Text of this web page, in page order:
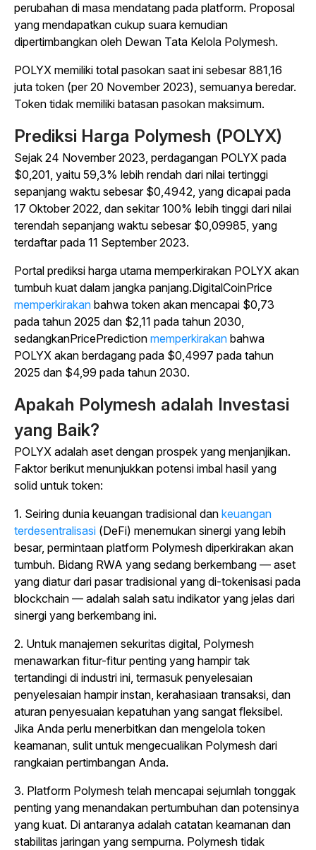
perubahan di masa mendatang pada platform. Proposal
yang mendapatkan cukup suara kemudian
dipertimbangkan oleh Dewan Tata Kelola Polymesh.
POLYX memiliki total pasokan saat ini sebesar 881,16
juta token (per 20 November 2023), semuanya beredar.
Token tidak memiliki batasan pasokan maksimum.
Prediksi Harga Polymesh (POLYX)
Sejak 24 November 2023, perdagangan POLYX pada
$0,201, yaitu 59,3% lebih rendah dari nilai tertinggi
sepanjang waktu sebesar $0,4942, yang dicapai pada
17 Oktober 2022, dan sekitar 100% lebih tinggi dari nilai
terendah sepanjang waktu sebesar $0,09985, yang
terdaftar pada 11 September 2023.
Portal prediksi harga utama memperkirakan POLYX akan
tumbuh kuat dalam jangka panjang.DigitalCoinPrice
memperkirakan bahwa token akan mencapai $0,73
pada tahun 2025 dan $2,11 pada tahun 2030,
sedangkanPricePrediction memperkirakan bahwa
POLYX akan berdagang pada $0,4997 pada tahun
2025 dan $4,99 pada tahun 2030.
Apakah Polymesh adalah Investasi
yang Baik?
POLYX adalah aset dengan prospek yang menjanjikan.
Faktor berikut menunjukkan potensi imbal hasil yang
solid untuk token:
1. Seiring dunia keuangan tradisional dan keuangan
terdesentralisasi (DeFi) menemukan sinergi yang lebih
besar, permintaan platform Polymesh diperkirakan akan
tumbuh. Bidang RWA yang sedang berkembang — aset
yang diatur dari pasar tradisional yang di-tokenisasi pada
blockchain — adalah salah satu indikator yang jelas dari
sinergi yang berkembang ini.
2. Untuk manajemen sekuritas digital, Polymesh
menawarkan fitur-fitur penting yang hampir tak
tertandingi di industri ini, termasuk penyelesaian
penyelesaian hampir instan, kerahasiaan transaksi, dan
aturan penyesuaian kepatuhan yang sangat fleksibel.
Jika Anda perlu menerbitkan dan mengelola token
keamanan, sulit untuk mengecualikan Polymesh dari
rangkaian pertimbangan Anda.
3. Platform Polymesh telah mencapai sejumlah tonggak
penting yang menandakan pertumbuhan dan potensinya
yang kuat. Di antaranya adalah catatan keamanan dan
stabilitas jaringan yang sempurna. Polymesh tidak